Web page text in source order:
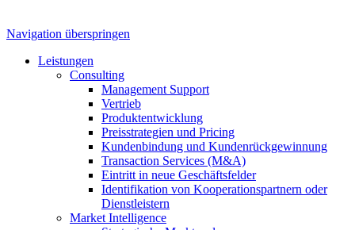
Navigation überspringen
Leistungen
Consulting
Management Support
Vertrieb
Produktentwicklung
Preisstrategien und Pricing
Kundenbindung und Kundenrückgewinnung
Transaction Services (M&A)
Eintritt in neue Geschäftsfelder
Identifikation von Kooperationspartnern oder
Dienstleistern
Market Intelligence